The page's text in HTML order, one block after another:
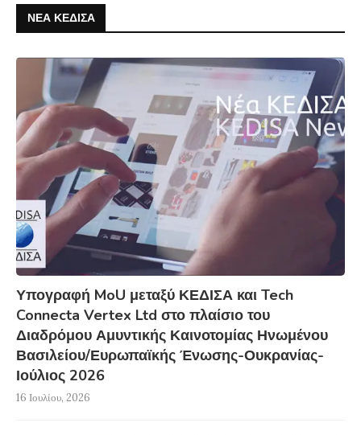
ΝΕΑ ΚΕΔΙΣΑ
Υπογραφή MoU μεταξύ ΚΕΔΙΣΑ και Tech
Connecta Vertex Ltd στο πλαίσιο του
Διαδρόμου Αμυντικής Καινοτομίας Ηνωμένου
Βασιλείου/Ευρωπαϊκής Ένωσης-Ουκρανίας-
Ιούλιος 2026
16 Ιουλίου, 2026